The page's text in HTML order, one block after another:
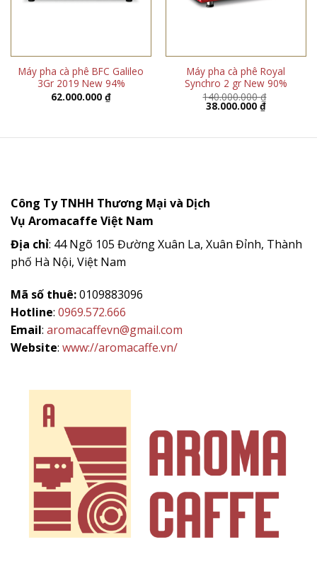
Máy pha cà phê BFC Galileo
3Gr 2019 New 94%
62.000.000 ₫
Máy pha cà phê Royal
Synchro 2 gr New 90%
140.000.000₫
Giá
gốc
38.000.000 ₫Giá
38.000.000
Công Ty TNHH Thương Mại và Dịch
Vụ Aromacaffe Việt Nam
Địa chỉ: 44 Ngõ 105 Đường Xuân La, Xuân Đỉnh, Thành
phố Hà Nội, Việt Nam
Mã số thuê:0109883096
Hotline: 0969.572.666
Email: aromacaffevn@gmail.com
Website: www://aromacaffe.vn/